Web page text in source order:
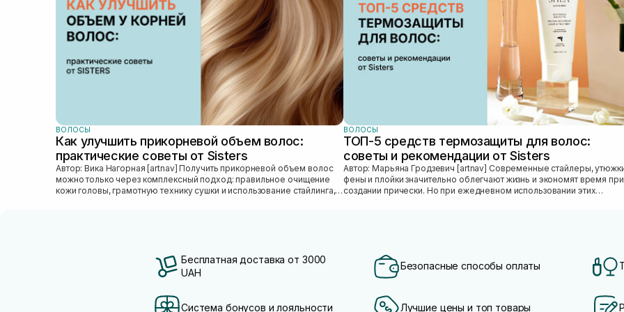
ВОЛОСЫ
Как улучшить прикорневой объем волос:
практические советы от Sisters
Автор: Вика Нагорная [artnav] Получить прикорневой объем волос
можно только через комплексный подход: правильное очищение
кожи головы, грамотную технику сушки и использование стайлинга,
ВОЛОСЫ
ТОП-5 средств термозащиты для волос:
советы и рекомендации от Sisters
Автор: Марьяна Гродзевич [artnav] Современные стайлеры, утюжки,
фены и плойки значительно облегчают жизнь и экономят время при
создании прически. Но при ежедневном использовании этих
Бесплатная доставка от 3000
UAH
Безопасные способы оплаты
Система бонусов и лояльности Лучшие цены и топ товары